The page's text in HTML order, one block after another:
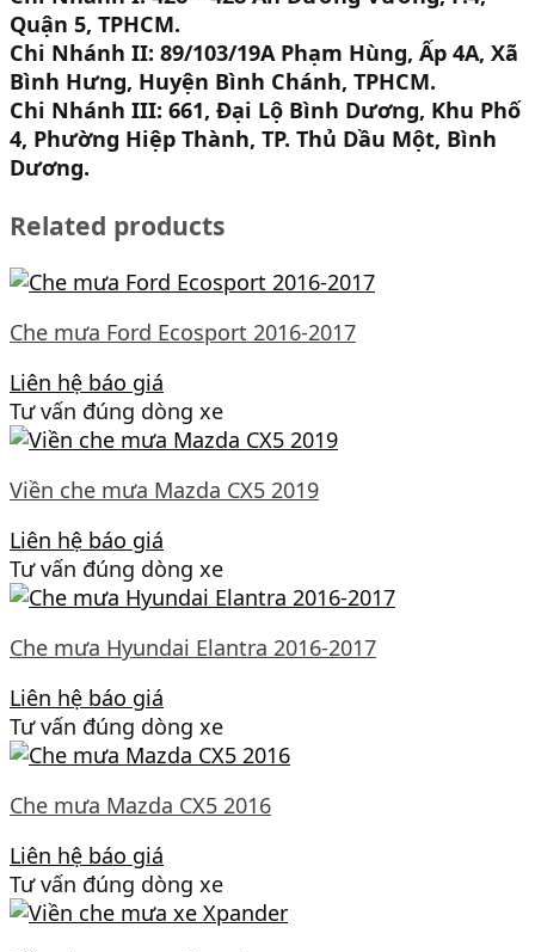
Quận 5, TPHCM.
Chi Nhánh II: 89/103/19A Phạm Hùng, Ấp 4A, Xã
Bình Hưng, Huyện Bình Chánh, TPHCM.
Chi Nhánh III: 661, Đại Lộ Bình Dương, Khu Phố
4, Phường Hiệp Thành, TP. Thủ Dầu Một, Bình
Dương.
Related products
Che mưa Ford Ecosport 2016-2017
Liên hệ báo giá
Tư vấn đúng dòng xe
Viền che mưa Mazda CX5 2019
Liên hệ báo giá
Tư vấn đúng dòng xe
Che mưa Hyundai Elantra 2016-2017
Liên hệ báo giá
Tư vấn đúng dòng xe
Che mưa Mazda CX5 2016
Liên hệ báo giá
Tư vấn đúng dòng xe